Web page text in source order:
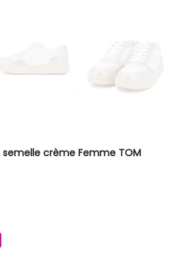
semelle crème Femme TOM